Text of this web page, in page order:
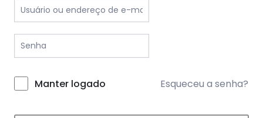
Manter logado Esqueceu a senha?